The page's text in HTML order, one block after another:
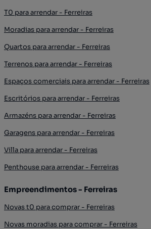
T0 para arrendar - Ferreiras
Moradias para arrendar - Ferreiras
Quartos para arrendar - Ferreiras
Terrenos para arrendar - Ferreiras
Espaços comerciais para arrendar - Ferreiras
Escritórios para arrendar - Ferreiras
Armazéns para arrendar - Ferreiras
Garagens para arrendar - Ferreiras
Villa para arrendar - Ferreiras
Penthouse para arrendar - Ferreiras
Empreendimentos - Ferreiras
Novas t0 para comprar - Ferreiras
Novas moradias para comprar - Ferreiras